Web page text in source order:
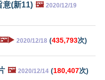
意(新11) 🖼️ 2020/12/19
🖼️▶️ 2020/12/18 (435,793次)
🖼️ 2020/12/14 (180,407次)